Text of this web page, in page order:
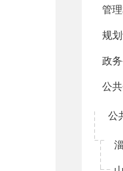
管
规
政
公
公